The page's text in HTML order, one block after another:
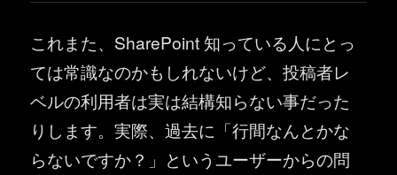
これまた、SharePoint 知っている人にとっ
ては常識なのかもしれないけど、投稿者レ
ベルの利用者は実は結構知らない事だった
りします。実際、過去に「行間なんとかな
らないですか？」というユーザーからの問